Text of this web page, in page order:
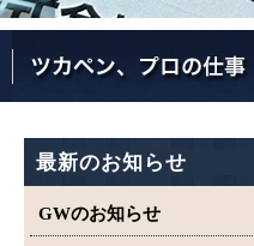
最新のお知らせ
GWのお知らせ